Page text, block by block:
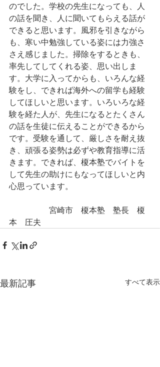
のでした。学校の先生になっても、人
の話を聞き、人に聞いてもらえる話が
できると思います。風邪を引きながら
も、寒い中勉強している姿には力強さ
さえ感じました。掃除をするときも、
率先してしてくれる姿、思い出しま
す。大学に入ってからも、いろんな経
験をし、できれば海外への留学も経験
してほしいと思います。いろいろな経
験を経た人が、先生になるとたくさん
の話を生徒に伝えることができるから
です。受験を通して、厳しさを耐え抜
き、頑張る姿勢は必ずや教育指導に活
きます。できれば、榎本塾でバイトを
して先生の助けにもなってほしいと内
心思っています。
宮崎市　榎本塾　塾長　榎
本　圧夫
最新記事 すべて表示